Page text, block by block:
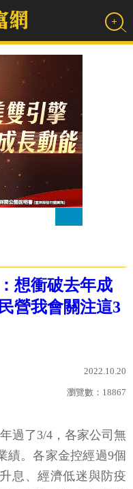
想衝破去年成
營我會關注這3
2022.10.20
瀏覽數： 18867
過了3/4，各家公司無
績。各家金控經過9個
息、經濟低迷與防疫